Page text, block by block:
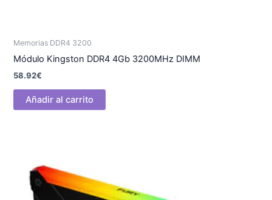
Memorias DDR4 3200
Módulo Kingston DDR4 4Gb 3200MHz DIMM
58.92€
Añadir al carrito